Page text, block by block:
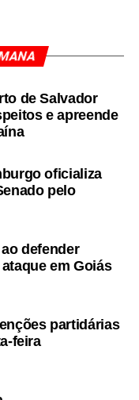
de Salvador
e apreende
oficializa
pelo
defender
em Goiás
partidárias
feira